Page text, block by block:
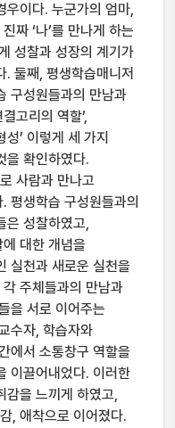
우이다. 누군가의 엄마,
짜 ‘나’를 만나게 하는
성찰과 성장의 계기가
둘째, 평생학습매니저
구성원들과의 만남과
고리의 역할’,
’ 이렇게 세 가지
을 확인하였다.
사람과 만나고
평생학습 구성원들과의
은 성찰하였고,
대한 개념을
실천과 새로운 실천을
주체들과의 만남과
을 서로 이어주는
수자, 학습자와
에서 소통창구 역할을
이끌어내었다. 이러한
감을 느끼게 하였고,
, 애착으로 이어졌다.